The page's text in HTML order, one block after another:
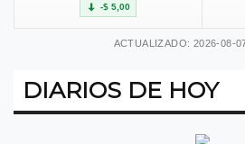
-$ 5,00
ACTUALIZADO: 2026-08-
DIARIOS DE HOY